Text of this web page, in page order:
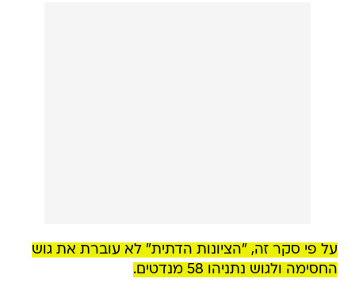
על פי סקר זה, "הציונות הדתית" לא עוברת את גוש
החסימה ולגוש נתניהו 58 מנדטים.